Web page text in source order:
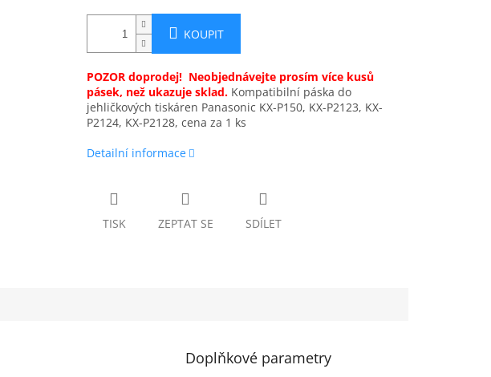
KOUPIT
POZOR doprodej! Neobjednávejte prosím více kusů
pásek, než ukazuje sklad. Kompatibilní páska do
jehličkových tiskáren Panasonic KX-P150, KX-P2123, KX-
P2124, KX-P2128, cena za 1 ks
Detailní informace
TISK ZEPTAT SE SDÍLET
Doplňkové parametry